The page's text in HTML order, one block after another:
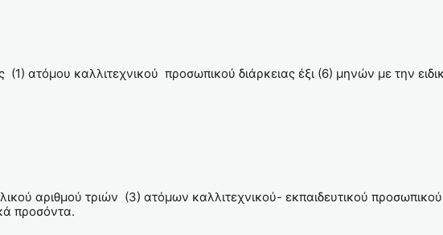
ατόμου καλλιτεχνικού προσωπικού διάρκειας έξι (6) μηνών με την
αριθμού τριών (3) ατόμων καλλιτεχνικού- εκπαιδευτικού προσωπικού
προσόντα.